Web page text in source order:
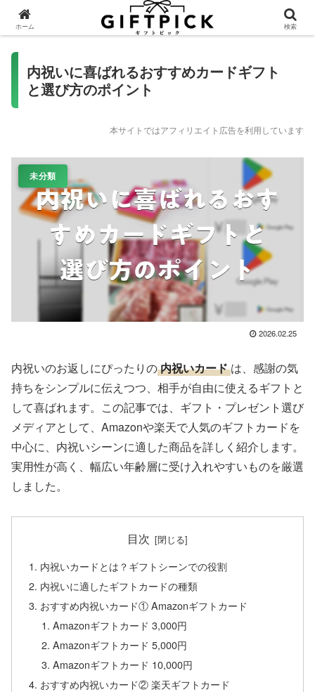
内祝いに喜ばれるおすすめカードギフト
と選び方のポイント
本サイトではアフィリエイト広告を利用しています
未分類
2026.02.25
内祝いのお返しにぴったりの内祝いカード は、感謝の気
持ちをシンプルに伝えつつ、相手が自由に使えるギフトと
して喜ばれます。この記事では、ギフト・プレゼント選び
メディアとして、Amazonや楽天で人気のギフトカードを
中心に、内祝いシーンに適した商品を詳しく紹介します。
実用性が高く、幅広い年齢層に受け入れやすいものを厳選
しました。
目次
内祝いカードとは？ギフトシーンでの役割
内祝いに適したギフトカードの種類
おすすめ内祝いカード① Amazonギフトカード
Amazonギフトカード 3,000円
Amazonギフトカード 5,000円
Amazonギフトカード 10,000円
おすすめ内祝いカード② 楽天ギフトカード
ホーム 検索